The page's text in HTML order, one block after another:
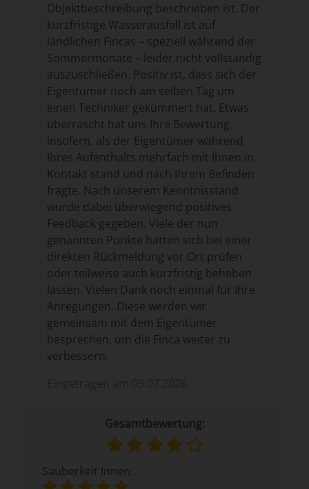
Objektbeschreibung beschrieben ist. Der
kurzfristige Wasserausfall ist auf
ländlichen Fincas – speziell während der
Sommermonate – leider nicht vollständig
auszuschließen. Positiv ist, dass sich der
Eigentümer noch am selben Tag um
einen Techniker gekümmert hat. Etwas
überrascht hat uns Ihre Bewertung
insofern, als der Eigentümer während
Ihres Aufenthalts mehrfach mit Ihnen in
Kontakt stand und nach Ihrem Befinden
fragte. Nach unserem Kenntnisstand
wurde dabei überwiegend positives
Feedback gegeben. Viele der nun
genannten Punkte hätten sich bei einer
direkten Rückmeldung vor Ort prüfen
oder teilweise auch kurzfristig beheben
lassen. Vielen Dank noch einmal für Ihre
Anregungen. Diese werden wir
gemeinsam mit dem Eigentümer
besprechen, um die Finca weiter zu
verbessern.
Gesamtbewertung:
Sauberkeit Innen: